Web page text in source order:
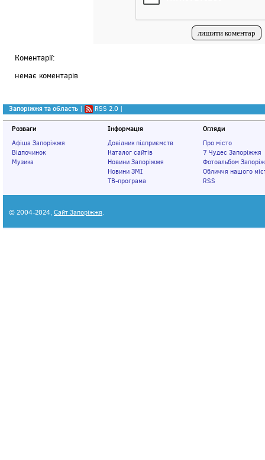
Коментарії:
немає коментарів
Запоріжжя та область | RSS 2.0 |
Розваги
Афіша Запоріжжя
Відпочинок
Музика
Інформація
Довідник підприємств
Каталог сайтів
Новини Запоріжжя
Новини ЗМІ
ТВ-програма
Огляди
Про місто
7 Чудес Запоріжжя
Фотоальбом
Обличчя нашого
RSS
© 2004-2024, Сайт Запоріжжя.